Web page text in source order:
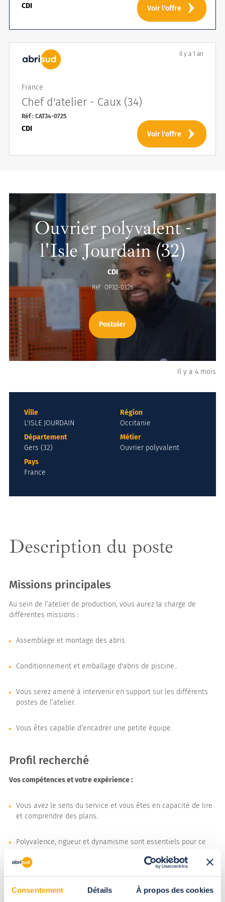
Consentement Détails À propos des cookies
CDI Voir l'offre
Abrisud Il y a 1 an
France
Chef d'atelier - Caux (34)
Réf : CAT34-0725
CDI
Voir l'offre
Ouvrier polyvalent -
l'Isle Jourdain (32)
CDI
Réf : OP32-0326
Postuler
Il y a 4 mois
Ville
L'ISLE JOURDAIN
Région
Occitanie
Département
Gers (32)
Métier
Ouvrier polyvalent
Pays
France
Description du poste
Missions principales
Au sein de l’atelier de production, vous aurez la charge de
différentes missions :
Assemblage et montage des abris
Conditionnement et emballage d'abris de piscine..
Vous serez amené à intervenir en support sur les différents
postes de l’atelier.
Vous êtes capable d’encadrer une petite équipe.
Profil recherché
Vos compétences et votre expérience :
Vous avez le sens du service et vous êtes en capacité de lire
et comprendre des plans.
Polyvalence, rigueur et dynamisme sont essentiels pour ce
Une expérience en menuiserie et les travaux manuels est
appréciée.